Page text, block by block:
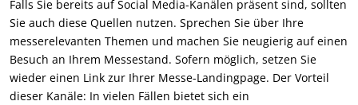
Falls Sie bereits auf Social Media-Kanälen präsent sind, sollten
Sie auch diese Quellen nutzen. Sprechen Sie über Ihre
messerelevanten Themen und machen Sie neugierig auf einen
Besuch an Ihrem Messestand. Sofern möglich, setzen Sie
wieder einen Link zur Ihrer Messe-Landingpage. Der Vorteil
dieser Kanäle: In vielen Fällen bietet sich ein